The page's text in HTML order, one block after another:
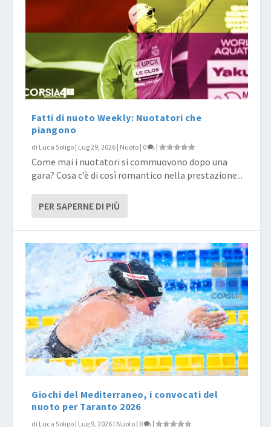
Fatti di nuoto Weekly: Nuotatori che
piangono
di Luca Soligo | Lug 29, 2026 | Nuoto | 0 |
Come mai i nuotatori si commuovono dopo una
gara? Cosa c’è di così romantico nella prestazione...
PER SAPERNE DI PIÙ
Giochi del Mediterraneo, i convocati del
nuoto per Taranto 2026
di Luca Soligo | Lug 9, 2026 | Nuoto | 0 |